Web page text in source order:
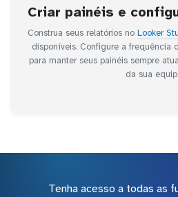
Criar painéis e
Construa seus relatórios no Looker
disponíveis. Configure a frequência
para manter seus painéis sempre
da sua
Tenha acesso a todas as